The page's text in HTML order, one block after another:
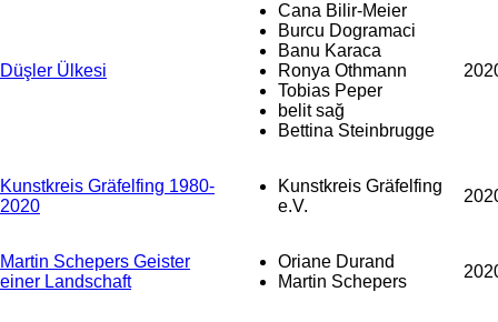
Düşler Ülkesi
Cana Bilir-Meier
Burcu Dogramaci
Banu Karaca
Ronya Othmann
Tobias Peper
belit sağ
Bettina Steinbrugge
Kunstkreis Gräfelfing 1980-
2020
Kunstkreis Gräfelfing
e.V.
Martin Schepers Geister
einer Landschaft
Oriane Durand
Martin Schepers